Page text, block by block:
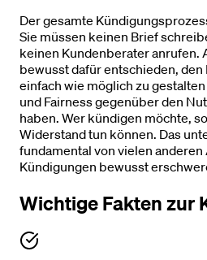
Der gesamte
Sie müssen keinen Brief
keinen Kundenberater anrufen.
bewusst dafür entschieden,
einfach wie möglich zu
und Fairness gegenüber den
haben. Wer kündigen möchte,
Widerstand tun können. Das
fundamental von vielen
Kündigungen bewusst
Wichtige Fakten zur